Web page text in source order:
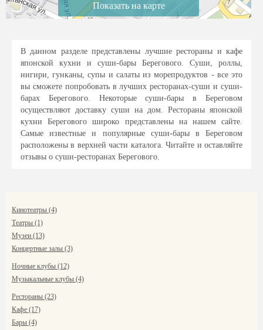
Показать на карте
В данном разделе представлены лучшие рестораны и кафе
японской кухни и суши-бары Берегового. Суши, роллы,
нигири, гунканы, супы и салаты из морепродуктов - все это
вы сможете попробовать в лучших ресторанах-суши и суши-
барах Берегового. Некоторые суши-бары в Береговом
осуществляют доставку суши на дом. Рестораны японской
кухни Берегового широко представлены на нашем сайте.
Самые известные и популярные суши-бары в Береговом
расположены в верхней части каталога. Читайте и оставляйте
отзывы о суши-ресторанах Берегового.
Кинотеатры (4)
Театры (1)
Музеи (13)
Концертные залы (3)
Ночные клубы (12)
Музыкальные клубы (4)
Рестораны (23)
Кафе (17)
Бары (4)